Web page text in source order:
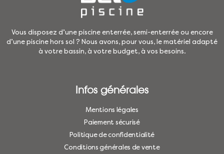
Vous disposez d’une piscine enterrée, semi-enterrée ou encore
d’une piscine hors sol ? Nous avons, pour vous, le matériel adapté
à votre bassin, à votre budget, à vos besoins.
Infos générales
Mentions légales
Paiement sécurisé
Politique de confidentialité
Conditions générales de vente